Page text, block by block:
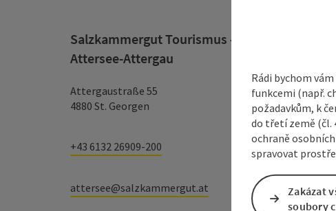
Salzkammergut Tourismus - Destination
Attersee-Attergau
Attergaustraße 55
4880 St. Georgen
+43 6132 26909-200
attersee@salzkammergut.at
Rádi bychom
funkcemi (např.
požadavkům, k
do třetí země (čl.
ochraně
spravovat
Zakázat
soubory